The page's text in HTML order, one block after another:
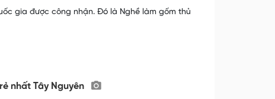
gia được công nhận. Đó là Nghề làm gốm thủ
nhất Tây Nguyên